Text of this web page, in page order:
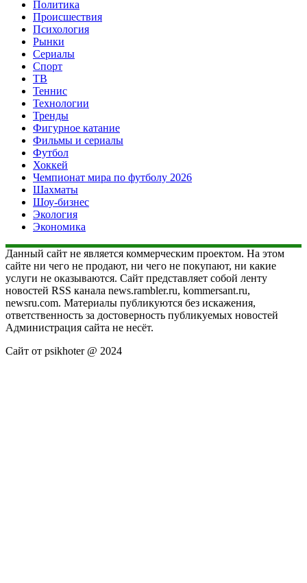
Политика
Происшествия
Психология
Рынки
Сериалы
Спорт
ТВ
Теннис
Технологии
Тренды
Фигурное катание
Фильмы и сериалы
Футбол
Хоккей
Чемпионат мира по футболу 2026
Шахматы
Шоу-бизнес
Экология
Экономика
Данный сайт не является коммерческим проектом. На этом
сайте ни чего не продают, ни чего не покупают, ни какие
услуги не оказываются. Сайт представляет собой ленту
новостей RSS канала news.rambler.ru, kommersant.ru,
newsru.com. Материалы публикуются без искажения,
ответственность за достоверность публикуемых новостей
Администрация сайта не несёт.
Сайт от psikhoter @ 2024